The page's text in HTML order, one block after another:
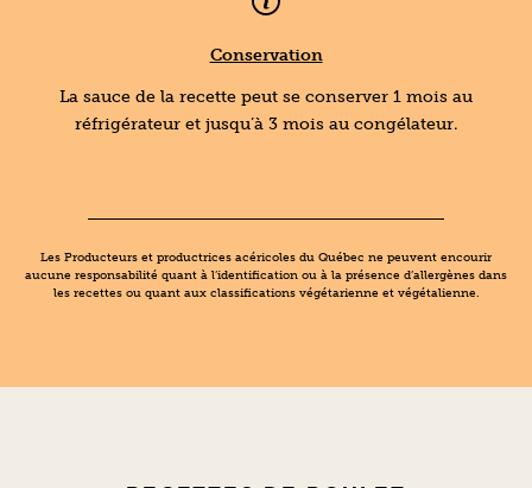
Conservation
La sauce de la recette peut se conserver 1 mois au
réfrigérateur et jusqu’à 3 mois au congélateur.
Les Producteurs et productrices acéricoles du Québec ne peuvent encourir
aucune responsabilité quant à l’identification ou à la présence d’allergènes dans
les recettes ou quant aux classifications végétarienne et végétalienne.